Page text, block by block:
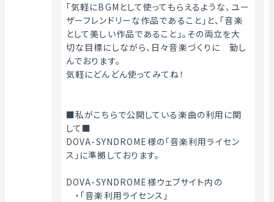
「気軽にBGMとして使ってもらえるような、ユー
ザーフレンドリーな作品であること」と、「音楽
として美しい作品であること」。その両立を大
切な目標にしながら、日々音楽づくりに　勤し
んでおります。
気軽にどんどん使ってみてね！
■私がこちらで公開している楽曲の利用に関
して■
DOVA-SYNDROME様の「音楽利用ライセン
ス」に準拠しております。
DOVA-SYNDROME様ウェブサイト内の
・「音楽利用ライセンス」